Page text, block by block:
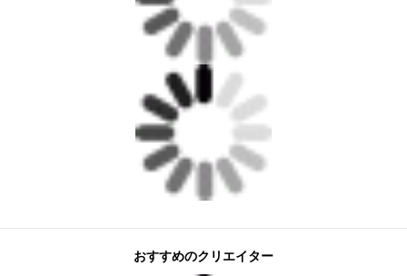
おすすめのクリエイター